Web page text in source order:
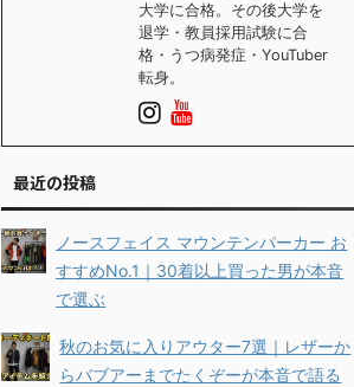
大学に合格。その後大学を
退学・教員採用試験に合
格・うつ病発症・YouTuber
転身。
最近の投稿
ノースフェイス マウンテンパーカー お
すすめNo.1｜30着以上買った男が本音
で選ぶ
秋のお気に入りアウター7選｜レザーか
らバブアーまでたくぞーが本音で語る